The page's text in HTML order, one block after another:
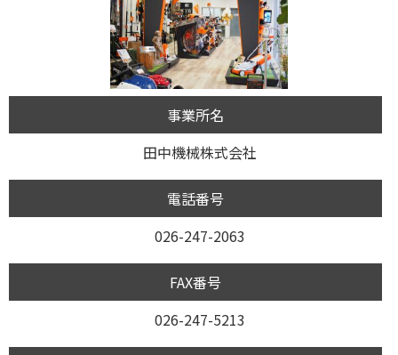
事業所名
田中機械株式会社
電話番号
026-247-2063
FAX番号
026-247-5213